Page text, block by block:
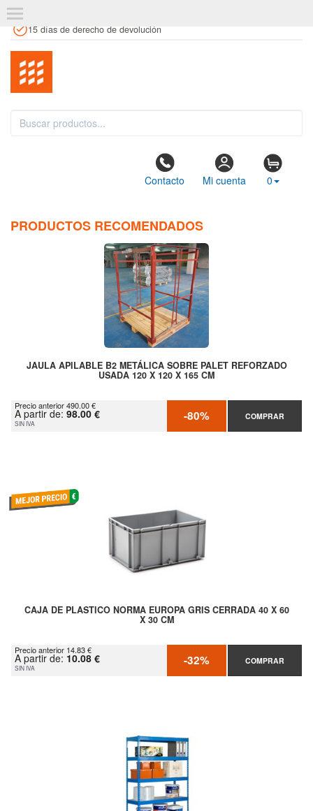
15 días de derecho de devolución
Contacto Mi cuenta 0
PRODUCTOS RECOMENDADOS
JAULA APILABLE B2 METÁLICA SOBRE PALET REFORZADO
USADA 120 X 120 X 165 CM
Precio anterior 490.00 €
A partir de: 98.00 €
SIN IVA -80% COMPRAR
CAJA DE PLASTICO NORMA EUROPA GRIS CERRADA 40 X 60
X 30 CM
Precio anterior 14.83 €
A partir de: 10.08 €
SIN IVA -32% COMPRAR